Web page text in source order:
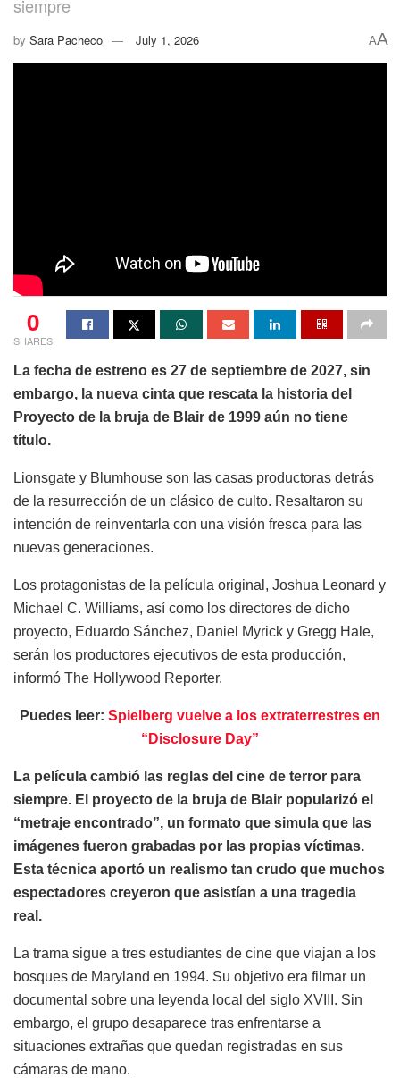
siempre
by Sara Pacheco July 1, 2026 AA
0
SHARES
La fecha de estreno es 27 de septiembre de 2027, sin
embargo, la nueva cinta que rescata la historia del
Proyecto de la bruja de Blair de 1999 aún no tiene
título.
Lionsgate y Blumhouse son las casas productoras detrás
de la resurrección de un clásico de culto. Resaltaron su
intención de reinventarla con una visión fresca para las
nuevas generaciones.
Los protagonistas de la película original, Joshua Leonard y
Michael C. Williams, así como los directores de dicho
proyecto, Eduardo Sánchez, Daniel Myrick y Gregg Hale,
serán los productores ejecutivos de esta producción,
informó The Hollywood Reporter.
Puedes leer: Spielberg vuelve a los extraterrestres en
“Disclosure Day”
La película cambió las reglas del cine de terror para
siempre. El proyecto de la bruja de Blair popularizó el
“metraje encontrado”, un formato que simula que las
imágenes fueron grabadas por las propias víctimas.
Esta técnica aportó un realismo tan crudo que muchos
espectadores creyeron que asistían a una tragedia
real.
La trama sigue a tres estudiantes de cine que viajan a los
bosques de Maryland en 1994. Su objetivo era filmar un
documental sobre una leyenda local del siglo XVIII. Sin
embargo, el grupo desaparece tras enfrentarse a
situaciones extrañas que quedan registradas en sus
cámaras de mano.